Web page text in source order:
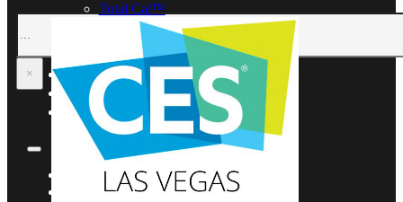
Search
×
Total Cal™
Total Cal™ Multichannel
Total Immersion™
Total Bass™
뉴스와 행사
Total Sonics 경험하기
회사소개
보유기술